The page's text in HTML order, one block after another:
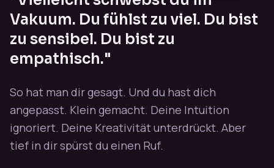
Vakuum. Du fühlst zu viel. Du bist
zu sensibel. Du bist zu
empathisch."
So hat man dir gesagt. Und du hast dich
angepasst. Klein gemacht. Deine Intuition
ignoriert. Deine Kreativität unterdrückt. Aber
tief in dir spürst du einen Ruf.